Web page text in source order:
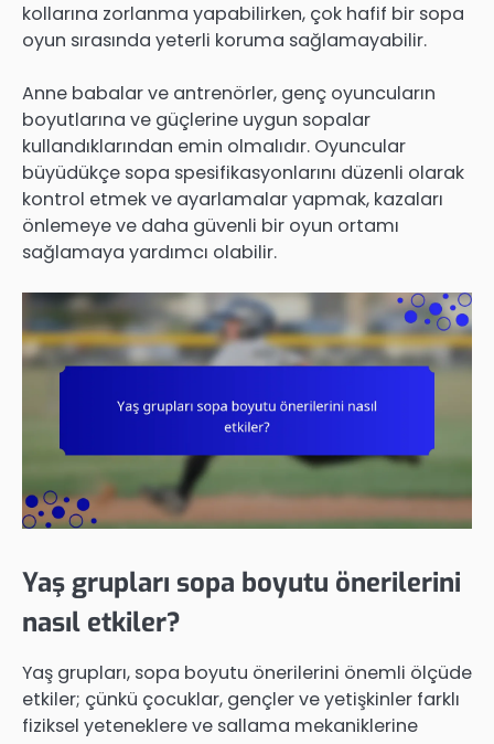
kollarına zorlanma yapabilirken, çok hafif bir sopa
oyun sırasında yeterli koruma sağlamayabilir.
Anne babalar ve antrenörler, genç oyuncuların
boyutlarına ve güçlerine uygun sopalar
kullandıklarından emin olmalıdır. Oyuncular
büyüdükçe sopa spesifikasyonlarını düzenli olarak
kontrol etmek ve ayarlamalar yapmak, kazaları
önlemeye ve daha güvenli bir oyun ortamı
sağlamaya yardımcı olabilir.
Yaş grupları sopa boyutu önerilerini
nasıl etkiler?
Yaş grupları, sopa boyutu önerilerini önemli ölçüde
etkiler; çünkü çocuklar, gençler ve yetişkinler farklı
fiziksel yeteneklere ve sallama mekaniklerine